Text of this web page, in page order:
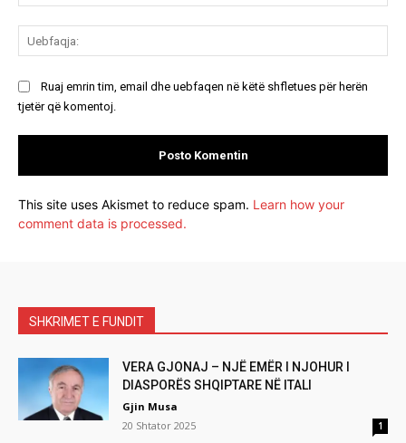
Ruaj emrin tim, email dhe uebfaqen në këtë shfletues për herën
tjetër që komentoj.
This site uses Akismet to reduce spam. Learn how your
comment data is processed.
SHKRIMET E FUNDIT
VERA GJONAJ – NJË EMËR I NJOHUR I
DIASPORËS SHQIPTARE NË ITALI
Gjin Musa
20 Shtator 2025
1